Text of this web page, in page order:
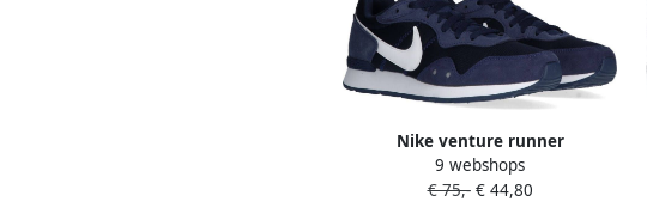
Nike venture runner
Volwassenen Lage sneakersVrije
tijdsschoenen Kleur Blauw
9 webshops
€ 75,-€ 44,80